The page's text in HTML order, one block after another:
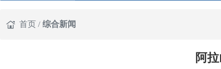
首页/综合新闻
阿